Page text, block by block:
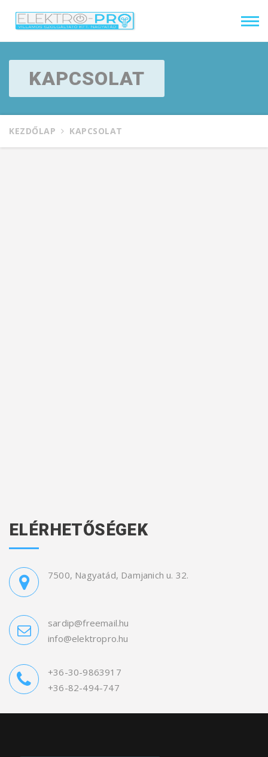
KAPCSOLAT
KEZDŐLAP KAPCSOLAT
ELÉRHETŐSÉGEK
7500, Nagyatád, Damjanich u. 32.
sardip@freemail.hu
info@elektropro.hu
+36-30-9863917
+36-82-494-747